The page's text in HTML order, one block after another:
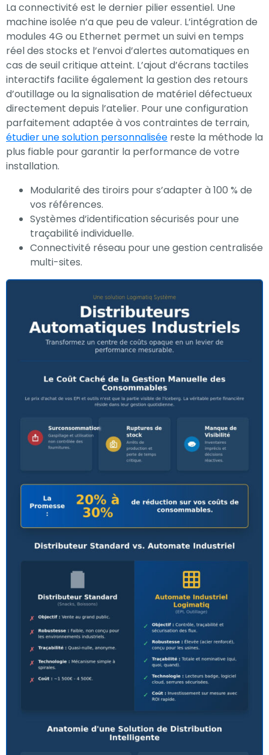
La connectivité est le dernier pilier essentiel. Une
machine isolée n’a que peu de valeur. L’intégration de
modules 4G ou Ethernet permet un suivi en temps
réel des stocks et l’envoi d’alertes automatiques en
cas de seuil critique atteint. L’ajout d’écrans tactiles
interactifs facilite également la gestion des retours
d’outillage ou la signalisation de matériel défectueux
directement depuis l’atelier. Pour une configuration
parfaitement adaptée à vos contraintes de terrain,
étudier une solution personnalisée reste la méthode la
plus fiable pour garantir la performance de votre
installation.
Modularité des tiroirs pour s’adapter à 100 % de
vos références.
Systèmes d’identification sécurisés pour une
traçabilité individuelle.
Connectivité réseau pour une gestion centralisée
multi-sites.